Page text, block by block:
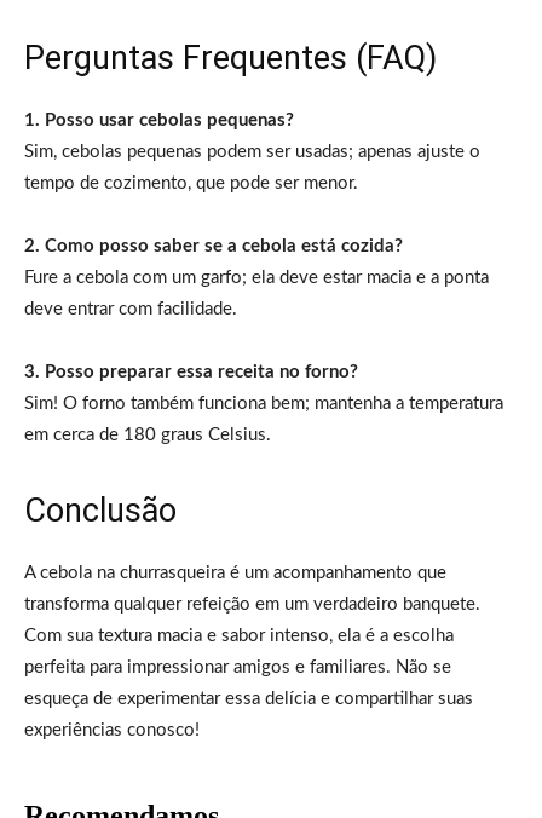
Perguntas Frequentes (FAQ)
1. Posso usar cebolas pequenas?
Sim, cebolas pequenas podem ser usadas; apenas ajuste o
tempo de cozimento, que pode ser menor.
2. Como posso saber se a cebola está cozida?
Fure a cebola com um garfo; ela deve estar macia e a ponta
deve entrar com facilidade.
3. Posso preparar essa receita no forno?
Sim! O forno também funciona bem; mantenha a temperatura
em cerca de 180 graus Celsius.
Conclusão
A cebola na churrasqueira é um acompanhamento que
transforma qualquer refeição em um verdadeiro banquete.
Com sua textura macia e sabor intenso, ela é a escolha
perfeita para impressionar amigos e familiares. Não se
esqueça de experimentar essa delícia e compartilhar suas
experiências conosco!